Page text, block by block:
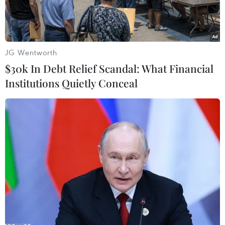
Thủ tướng Italy Mario Draghi đã thảo luận với tỷ phú Mark
Zuckerburg về "các khoản đầu tư tương lai." (Ảnh: AFP/TTXVN)
Ngày 5/5, sau cuộc gặp với Thủ tướng Italy
Mario Draghi tại Rome, người sáng lập
Facebook Mark Zuckerberg nhấn mạnh rằng
các chính phủ và công ty đều nên có vai trò
trong việc mang lại cuộc sống cho "vũ trụ ảo."
JG Wentworth
$30k In Debt Relief Scandal: What Financial
Institutions Quietly Conceal